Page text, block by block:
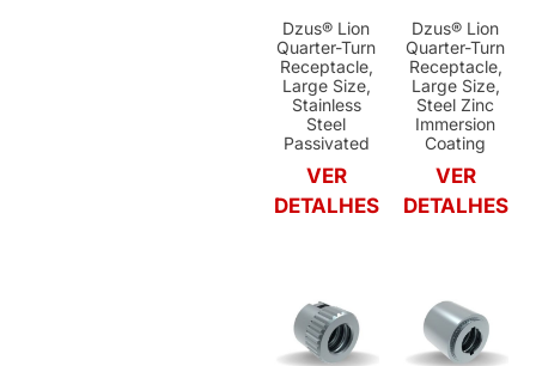
Dzus® Lion
Quarter-Turn
Receptacle,
Large Size,
Stainless
Steel
Passivated
VER
DETALHES
Dzus® Lion
Quarter-Turn
Receptacle,
Large Size,
Steel Zinc
Immersion
Coating
VER
DETALHES